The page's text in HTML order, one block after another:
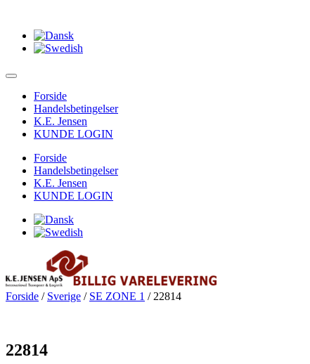
Forside
Handelsbetingelser
K.E. Jensen
KUNDE LOGIN
Forside
Handelsbetingelser
K.E. Jensen
KUNDE LOGIN
Forside / Sverige / SE ZONE 1 / 22814
22814